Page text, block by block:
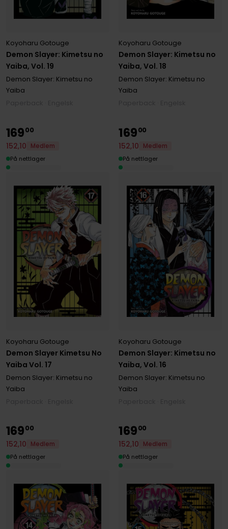
Demon Slayer: Kimetsu no
Yaiba, Vol. 19
Koyoharu Gotouge
Demon Slayer: Kimetsu no
Yaiba
Demon Slayer: Kimetsu no
Yaiba, Vol. 18
Koyoharu Gotouge
Demon Slayer: Kimetsu no
Yaiba
Demon Slayer Kimetsu No
Yaiba Vol. 17
Koyoharu Gotouge
Demon Slayer: Kimetsu no
Yaiba
16900
152,10
Medlem
På nettlager
Demon Slayer: Kimetsu no
Yaiba, Vol. 16
Koyoharu Gotouge
Demon Slayer: Kimetsu no
Yaiba
16900
152,10
Medlem
På nettlager
16900
152,10
Medlem
På nettlager
16900
152,10
Medlem
På nettlager